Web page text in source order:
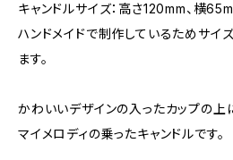
キャンドルサイズ：高さ120mm、横
ハンドメイドで制作しているためサ
ます。
かわいいデザインの入ったカップの上
マイメロディの乗ったキャンドルです。